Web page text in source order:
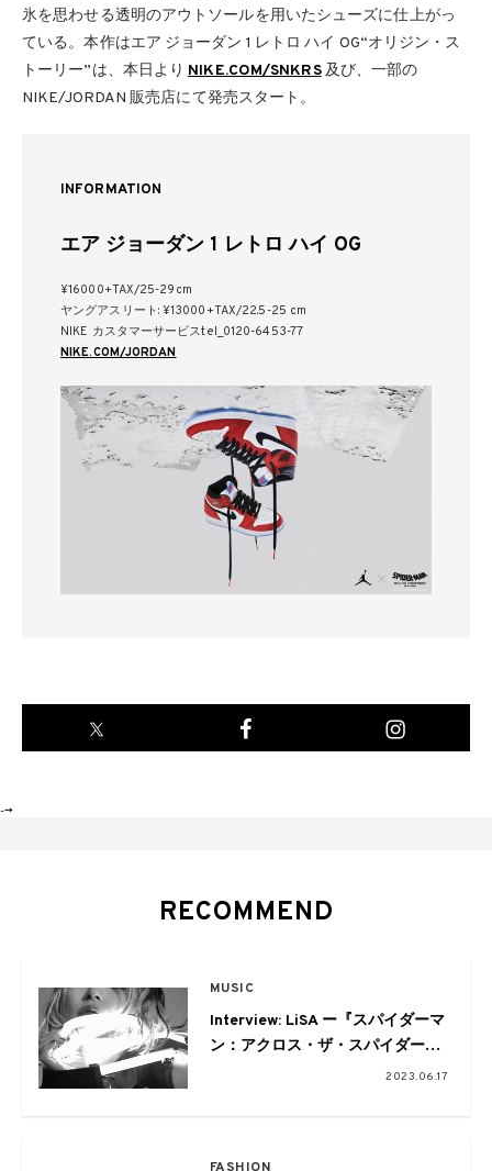
氷を思わせる透明のアウトソールを用いたシューズに仕上がっ
ている。本作はエア ジョーダン 1 レトロ ハイ OG“オリジン・ス
トーリー”は、本日より NIKE.COM/SNKRS及び、一部の
NIKE/JORDAN 販売店にて発売スタート。
INFORMATION
エア ジョーダン 1 レトロ ハイ OG
¥16000+TAX/25-29cm
ヤングアスリート: ¥13000+TAX/22.5-25 cm
NIKE カスタマーサービスtel_0120-6453-77
NIKE.COM/JORDAN
-->
RECOMMEND
MUSIC
Interview: LiSA ー『スパイダーマ
ン：アクロス・ザ・スパイダーバ
ース』の日本語吹替版主題
力強いメッセージー
2023.06.17